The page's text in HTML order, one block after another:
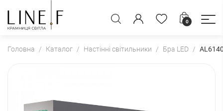
0
Головна Каталог Настінні світильники Бра LED